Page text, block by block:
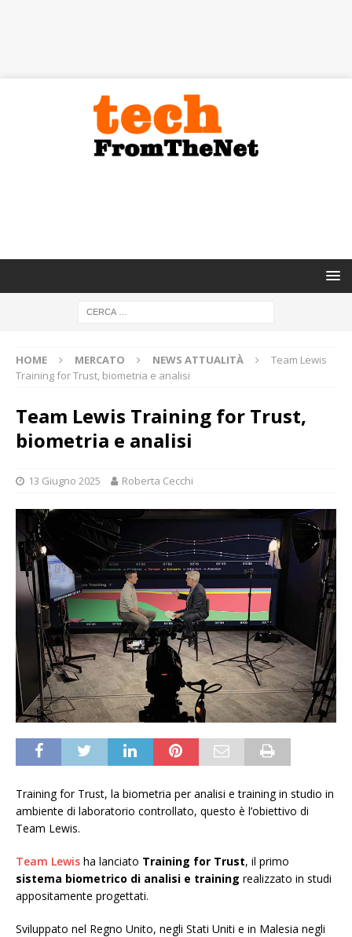
HOME MERCATO NEWS ATTUALITÀ
Team Lewis
Training for Trust, biometria e analisi
Team Lewis Training for Trust,
biometria e analisi
13 Giugno 2025 Roberta Cecchi
Training for Trust, la biometria per analisi e training in studio in
ambiente di laboratorio controllato, questo è l’obiettivo di
Team Lewis.
Team Lewis ha lanciato Training for Trust, il primo
sistema biometrico di analisi e training realizzato in studi
appositamente progettati.
Sviluppato nel Regno Unito, negli Stati Uniti e in Malesia negli